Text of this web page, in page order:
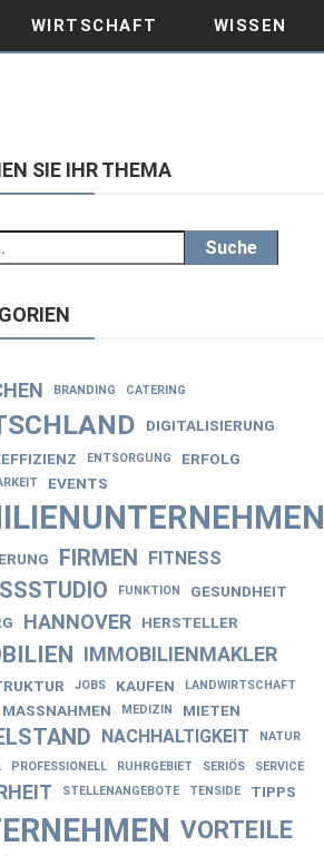
WIRTSCHAFT WISSEN
SIE IHR THEMA
Suche
BRANDING CATERING
DIGITALISIERUNG
ENTSORGUNG ERFOLG
EVENTS
FIRMEN FITNESS
FUNKTION
GESUNDHEIT
HANNOVER HERSTELLER
IMMOBILIENMAKLER
JOBS KAUFEN LANDWIRTSCHAFT
MASSNAHMEN MEDIZIN MIETEN
NACHHALTIGKEIT NATUR
PROFESSIONELL RUHRGEBIET SERIÖS SERVICE
STELLENANGEBOTE TENSIDE TIPPS
VORTEILE